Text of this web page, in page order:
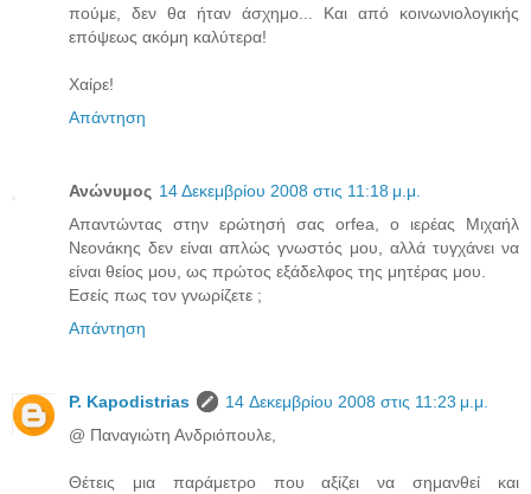
πούμε, δεν θα ήταν άσχημο... Και από κοινωνιολογικής
επόψεως ακόμη καλύτερα!
Χαίρε!
Απάντηση
Ανώνυμος 14 Δεκεμβρίου 2008 στις 11:18 μ.μ.
Απαντώντας στην ερώτησή σας orfea, ο ιερέας Μιχαήλ
Νεονάκης δεν είναι απλώς γνωστός μου, αλλά τυγχάνει να
είναι θείος μου, ως πρώτος εξάδελφος της μητέρας μου.
Εσείς πως τον γνωρίζετε ;
Απάντηση
P. Kapodistrias
14 Δεκεμβρίου 2008 στις 11:23 μ.μ.
@ Παναγιώτη Ανδριόπουλε,
Θέτεις μια παράμετρο που αξίζει να σημανθεί και